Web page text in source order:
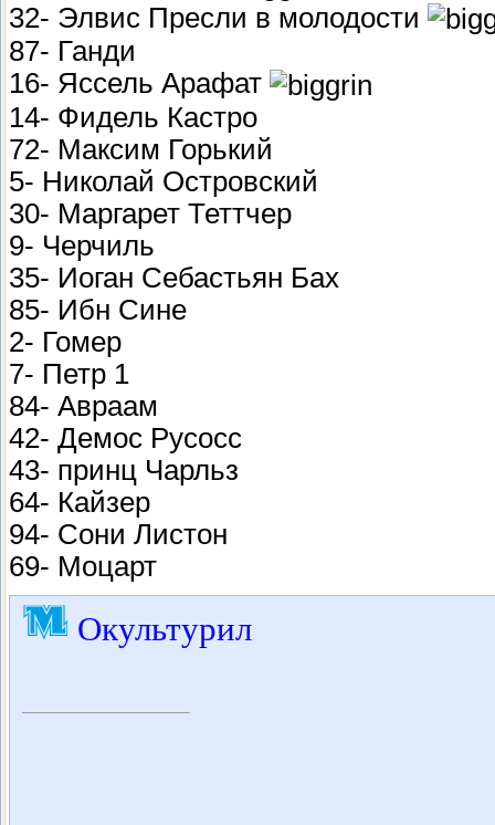
32- Элвис Пресли в молодости
87- Ганди
16- Яссель Арафат
14- Фидель Кастро
72- Максим Горький
5- Николай Островский
30- Маргарет Теттчер
9- Черчиль
35- Иоган Себастьян Бах
85- Ибн Сине
2- Гомер
7- Петр 1
84- Авраам
42- Демос Русосс
43- принц Чарльз
64- Кайзер
94- Сони Листон
69- Моцарт
Окультурил